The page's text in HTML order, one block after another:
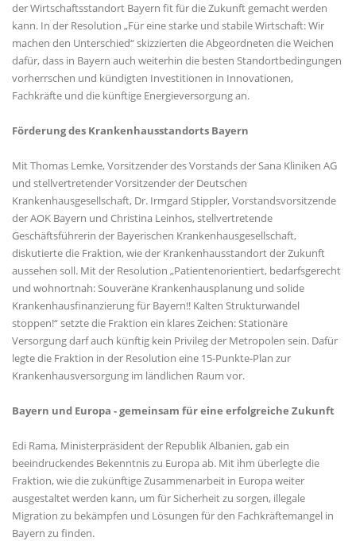
der Wirtschaftsstandort Bayern fit für die Zukunft gemacht werden
kann. In der Resolution „Für eine starke und stabile Wirtschaft: Wir
machen den Unterschied“ skizzierten die Abgeordneten die Weichen
dafür, dass in Bayern auch weiterhin die besten Standortbedingungen
vorherrschen und kündigten Investitionen in Innovationen,
Fachkräfte und die künftige Energieversorgung an.
Förderung des Krankenhausstandorts Bayern
Mit Thomas Lemke, Vorsitzender des Vorstands der Sana Kliniken AG
und stellvertretender Vorsitzender der Deutschen
Krankenhausgesellschaft, Dr. Irmgard Stippler, Vorstandsvorsitzende
der AOK Bayern und Christina Leinhos, stellvertretende
Geschäftsführerin der Bayerischen Krankenhausgesellschaft,
diskutierte die Fraktion, wie der Krankenhausstandort der Zukunft
aussehen soll. Mit der Resolution „Patientenorientiert, bedarfsgerecht
und wohnortnah: Souveräne Krankenhausplanung und solide
Krankenhausfinanzierung für Bayern!! Kalten Strukturwandel
stoppen!“ setzte die Fraktion ein klares Zeichen: Stationäre
Versorgung darf auch künftig kein Privileg der Metropolen sein. Dafür
legte die Fraktion in der Resolution eine 15-Punkte-Plan zur
Krankenhausversorgung im ländlichen Raum vor.
Bayern und Europa - gemeinsam für eine erfolgreiche Zukunft
Edi Rama, Ministerpräsident der Republik Albanien, gab ein
beeindruckendes Bekenntnis zu Europa ab. Mit ihm überlegte die
Fraktion, wie die zukünftige Zusammenarbeit in Europa weiter
ausgestaltet werden kann, um für Sicherheit zu sorgen, illegale
Migration zu bekämpfen und Lösungen für den Fachkräftemangel in
Bayern zu finden.